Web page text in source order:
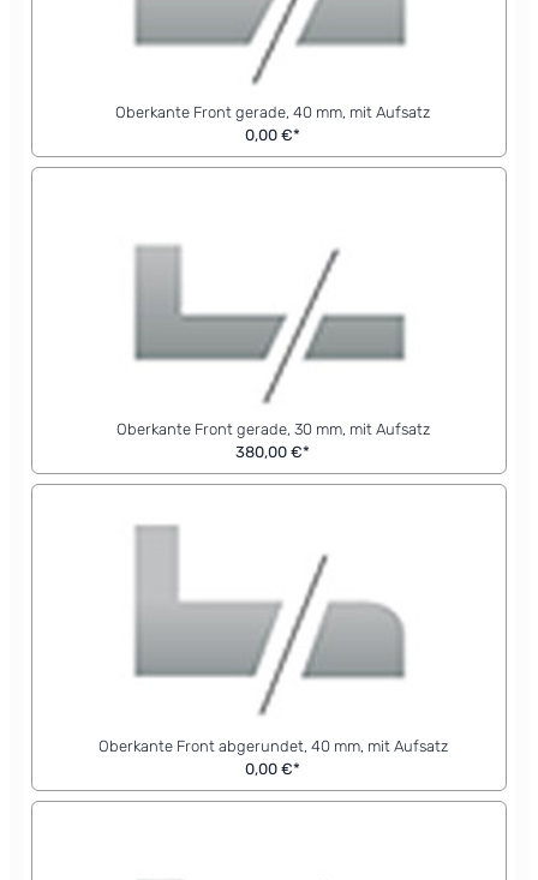
Oberkante Front gerade, 40 mm, mit Aufsatz
0,00 €*
Oberkante Front gerade, 30 mm, mit Aufsatz
380,00 €*
Oberkante Front abgerundet, 40 mm, mit Aufsatz
0,00 €*